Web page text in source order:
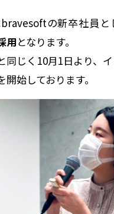
の新卒社員と
用となります。
同じく10月1日より、
開始しております。